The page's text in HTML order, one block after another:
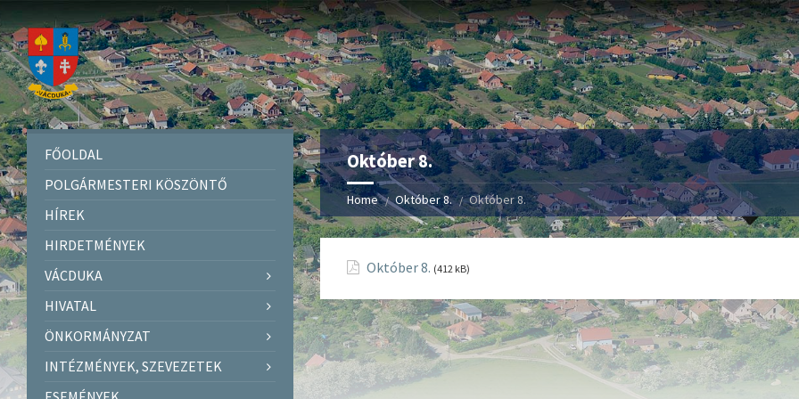
Október 8.
Home Október 8. Október 8.
Október 8. (412 kB)
FŐOLDAL
POLGÁRMESTERI KÖSZÖNTŐ
HÍREK
HIRDETMÉNYEK
VÁCDUKA
HIVATAL
ÖNKORMÁNYZAT
INTÉZMÉNYEK, SZEVEZETEK